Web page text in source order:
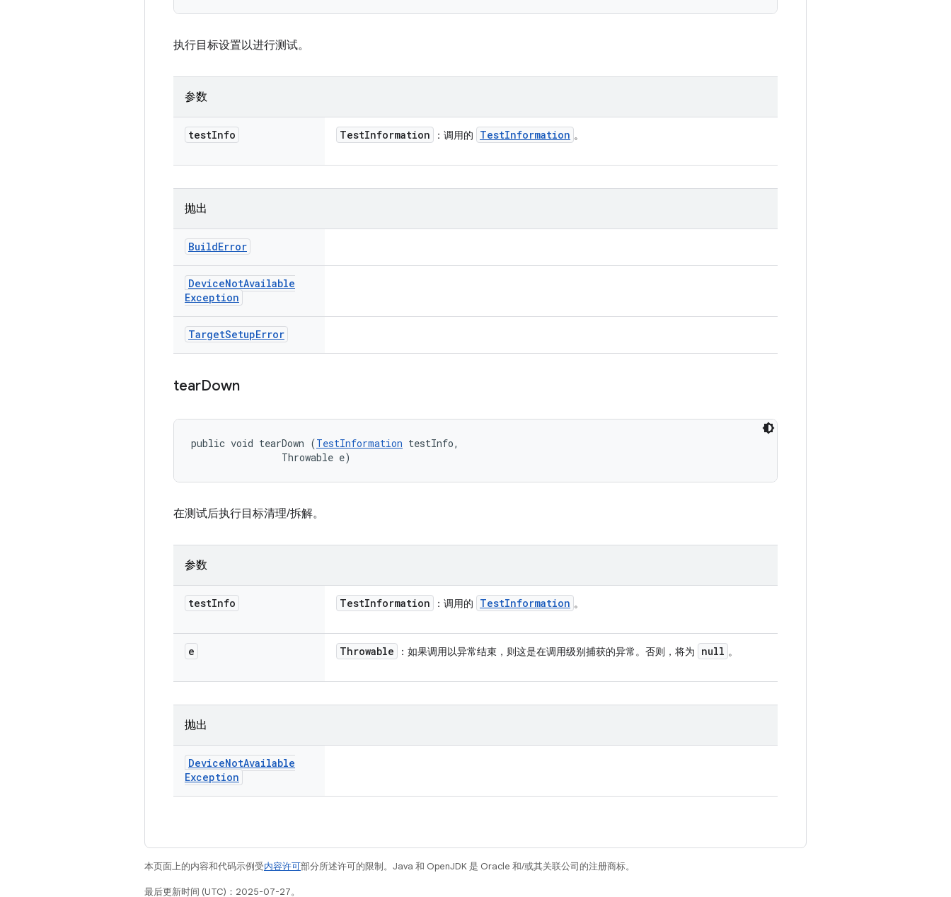
执行目标设置以进行测试。
参数
testInfo TestInformation ：调用的 TestInformation 。
抛出
BuildError
DeviceNotAvailable
Exception
TargetSetupError
tearDown
public void tearDown (TestInformation testInfo,
                Throwable e)
在测试后执行目标清理/拆解。
参数
testInfo TestInformation ：调用的 TestInformation 。
e Throwable ：如果调用以异常结束，则这是在调用级别捕获的异常。否则，将为 null 。
抛出
DeviceNotAvailable
Exception
本页面上的内容和代码示例受内容许可部分所述许可的限制。Java 和 OpenJDK 是 Oracle 和/或其关联公司的注册商标。
最后更新时间 (UTC)：2025-07-27。